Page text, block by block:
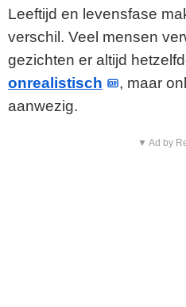
Leeftijd en levensfase
verschil. Veel mensen
gezichten er altijd
onrealistisch
, maar
aanwezig.
▼ Ad by